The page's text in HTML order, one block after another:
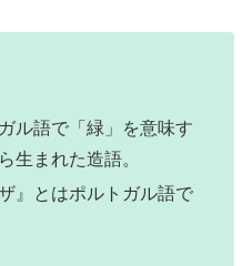
ル語で「緑」を意味す
生まれた造語。
』とはポルトガル語で